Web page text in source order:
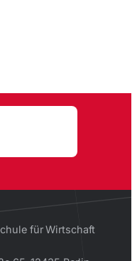
für Wirtschaft